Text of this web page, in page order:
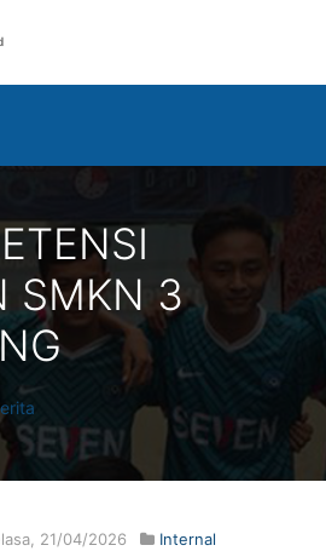
SMKN 3
21/04/2026
Internal